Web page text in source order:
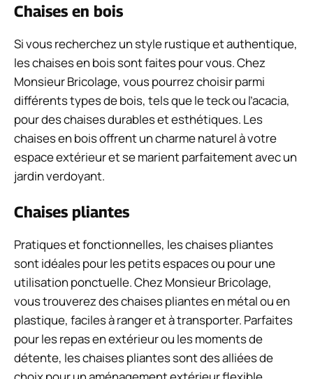
Chaises en bois
Si vous recherchez un style rustique et authentique,
les chaises en bois sont faites pour vous. Chez
Monsieur Bricolage, vous pourrez choisir parmi
différents types de bois, tels que le teck ou l’acacia,
pour des chaises durables et esthétiques. Les
chaises en bois offrent un charme naturel à votre
espace extérieur et se marient parfaitement avec un
jardin verdoyant.
Chaises pliantes
Pratiques et fonctionnelles, les chaises pliantes
sont idéales pour les petits espaces ou pour une
utilisation ponctuelle. Chez Monsieur Bricolage,
vous trouverez des chaises pliantes en métal ou en
plastique, faciles à ranger et à transporter. Parfaites
pour les repas en extérieur ou les moments de
détente, les chaises pliantes sont des alliées de